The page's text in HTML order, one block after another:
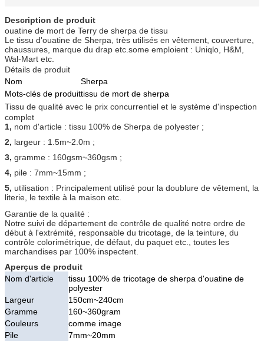
Description de produit
ouatine de mort de Terry de sherpa de tissu
Le tissu d'ouatine de Sherpa, très utilisés en vêtement, couverture,
chaussures, marque du drap etc.some emploient : Uniqlo, H&M,
Wal-Mart etc.
Détails de produit
Nom
Sherpa
Mots-clés de produittissu de mort de sherpa
Tissu de qualité avec le prix concurrentiel et le système d'inspection
complet
1, nom d'article : tissu 100% de Sherpa de polyester ;
2, largeur : 1.5m~2.0m ;
3, gramme : 160gsm~360gsm ;
4, pile : 7mm~15mm ;
5, utilisation : Principalement utilisé pour la doublure de vêtement, la
literie, le textile à la maison etc.
Garantie de la qualité :
Notre suivi de département de contrôle de qualité notre ordre de
début à l'extrémité, responsable du tricotage, de la teinture, du
contrôle colorimétrique, de défaut, du paquet etc., toutes les
marchandises par 100% inspectent.
Aperçus de produit
Nom d'article
tissu 100% de tricotage de sherpa d'ouatine de
polyester
Largeur
150cm~240cm
Gramme
160~360gram
Couleurs
comme image
Pile
7mm~20mm